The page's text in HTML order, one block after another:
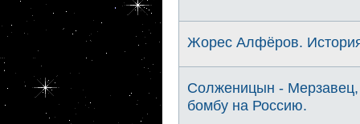
Жорес Алфёров.
Солженицын - Мерзавец,
бомбу на Россию.